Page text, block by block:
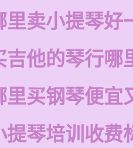
里卖小提琴好
吉他的琴行哪
里买钢琴便宜
提琴培训收费